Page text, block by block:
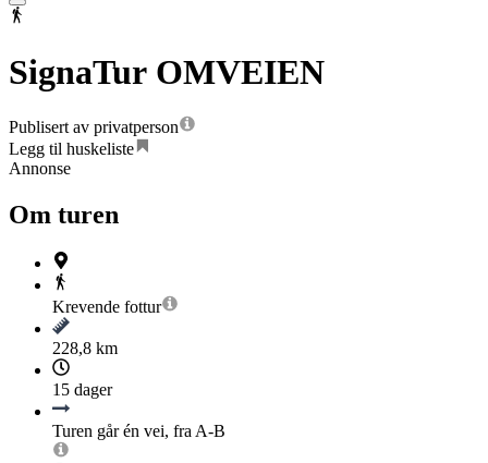
SignaTur OMVEIEN
Publisert av privatperson
Legg til huskeliste
Annonse
Om turen
Krevende fottur
228,8 km
15 dager
Turen går én vei, fra A-B